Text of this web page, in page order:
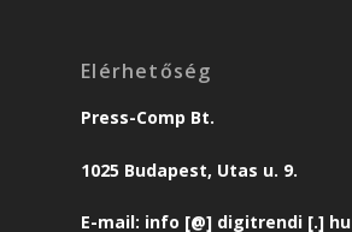
Elérhetőség
Press-Comp Bt.
1025 Budapest, Utas u. 9.
E-mail: info [@] digitrendi [.] hu